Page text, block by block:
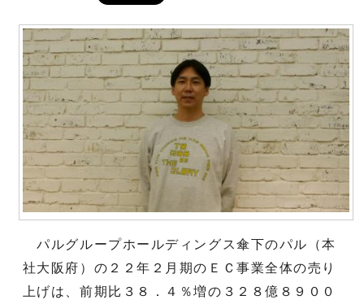
パルグループホールディングス傘下のパル（本
社大阪府）の２２年２月期のＥＣ事業全体の売り
上げは、前期比３８．４％増の３２８億８９００